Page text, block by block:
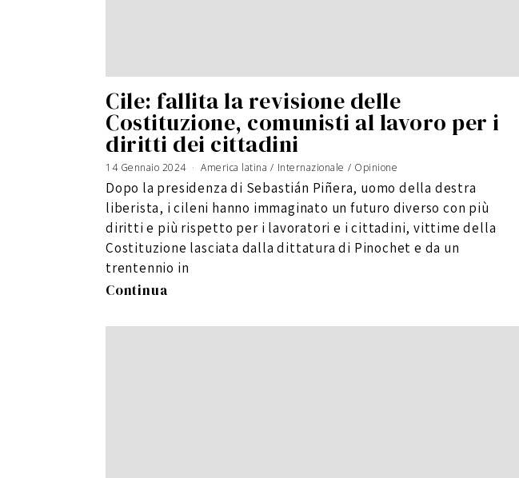
Cile: fallita la revisione delle
Costituzione, comunisti al lavoro per i
diritti dei cittadini
14 Gennaio 2024 America latina / Internazionale / Opinione
Dopo la presidenza di Sebastián Piñera, uomo della destra
liberista, i cileni hanno immaginato un futuro diverso con più
diritti e più rispetto per i lavoratori e i cittadini, vittime della
Costituzione lasciata dalla dittatura di Pinochet e da un
trentennio in
Continua